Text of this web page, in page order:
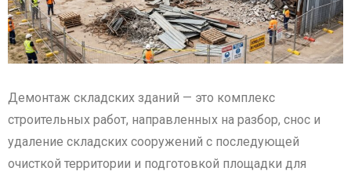
Демонтаж складских зданий — это комплекс
строительных работ, направленных на разбор, снос и
удаление складских сооружений с последующей
очисткой территории и подготовкой площадки для